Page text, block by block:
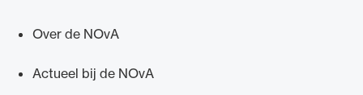
Over de NOvA
Actueel bij de NOvA
advocatuur (Roda).